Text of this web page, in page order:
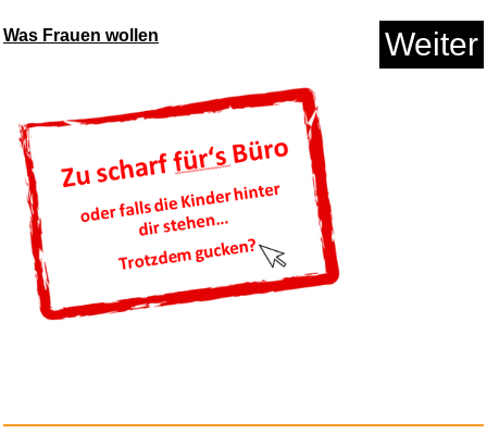
SANDISK microSD Express
Speich...
Was Frauen wollen Weiter